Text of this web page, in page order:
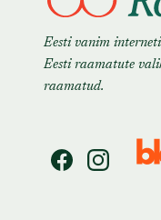
Eesti vanim
Eesti raamatute
raamatud.